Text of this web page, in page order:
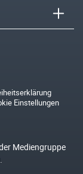
Einstellungen
Mediengruppe